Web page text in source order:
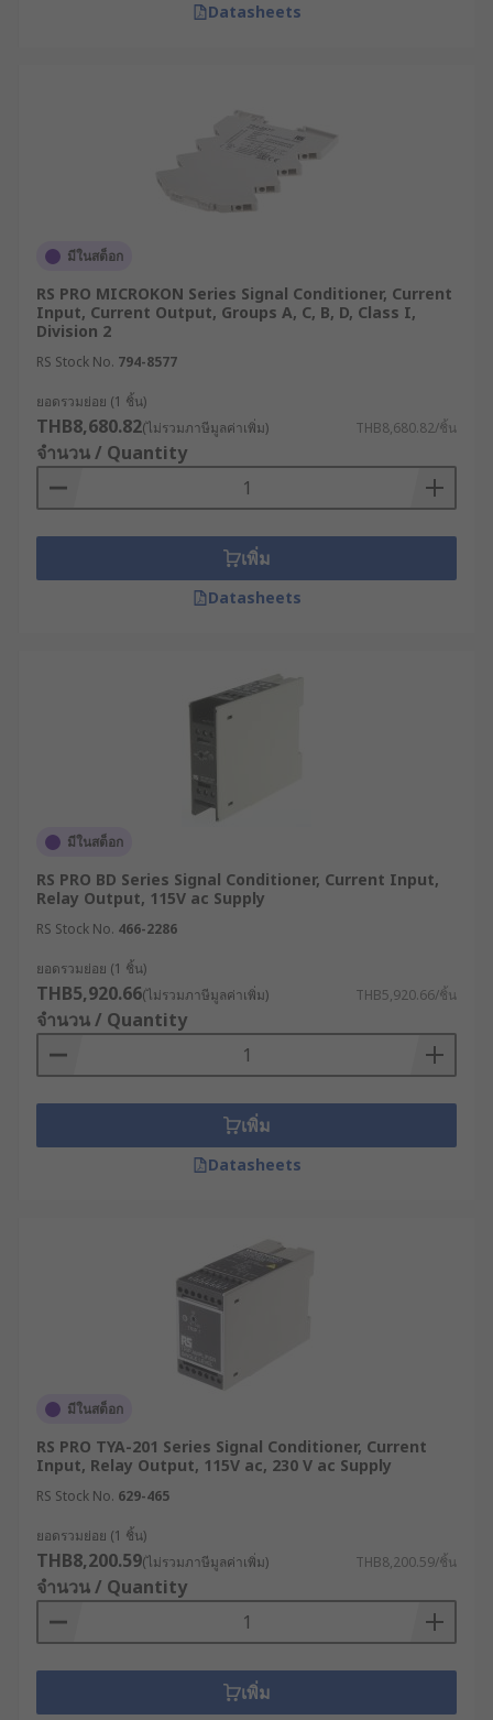
Datasheets
มีในสต็อก
RS PRO MICROKON Series Signal Conditioner, Current
Input, Current Output, Groups A, C, B, D, Class I,
Division 2
RS Stock No. 794-8577
ยอดรวมย่อย (1 ชิ้น)
THB8,680.82(ไม่รวมภาษีมูลค่าเพิ่ม) THB8,680.82/ชิ้น
จำนวน / Quantity
เพิ่ม
Datasheets
มีในสต็อก
RS PRO BD Series Signal Conditioner, Current Input,
Relay Output, 115V ac Supply
RS Stock No. 466-2286
ยอดรวมย่อย (1 ชิ้น)
THB5,920.66(ไม่รวมภาษีมูลค่าเพิ่ม) THB5,920.66/ชิ้น
จำนวน / Quantity
เพิ่ม
Datasheets
มีในสต็อก
RS PRO TYA-201 Series Signal Conditioner, Current
Input, Relay Output, 115V ac, 230 V ac Supply
RS Stock No. 629-465
ยอดรวมย่อย (1 ชิ้น)
THB8,200.59(ไม่รวมภาษีมูลค่าเพิ่ม) THB8,200.59/ชิ้น
จำนวน / Quantity
เพิ่ม